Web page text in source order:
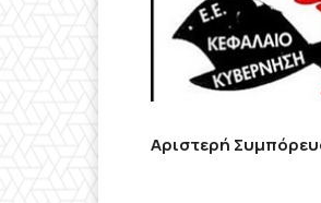
Αριστερή